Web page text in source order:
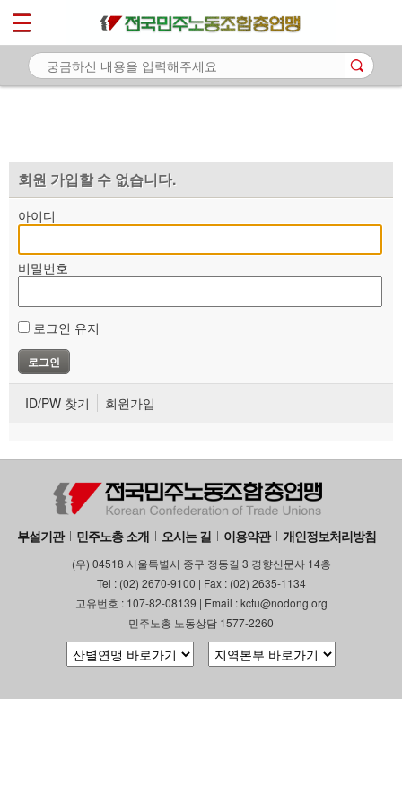
회원 가입할 수 없습니다.
아이디
비밀번호
로그인 유지
ID/PW 찾기 회원가입
부설기관 민주노총 소개 오시는 길 이용약관 개인정보처리방침
(우) 04518 서울특별시 중구 정동길 3 경향신문사 14층
Tel : (02) 2670-9100 | Fax : (02) 2635-1134
고유번호 : 107-82-08139 | Email : kctu@nodong.org
민주노총 노동상담 1577-2260
마이페이지
소개
자료
부설기관